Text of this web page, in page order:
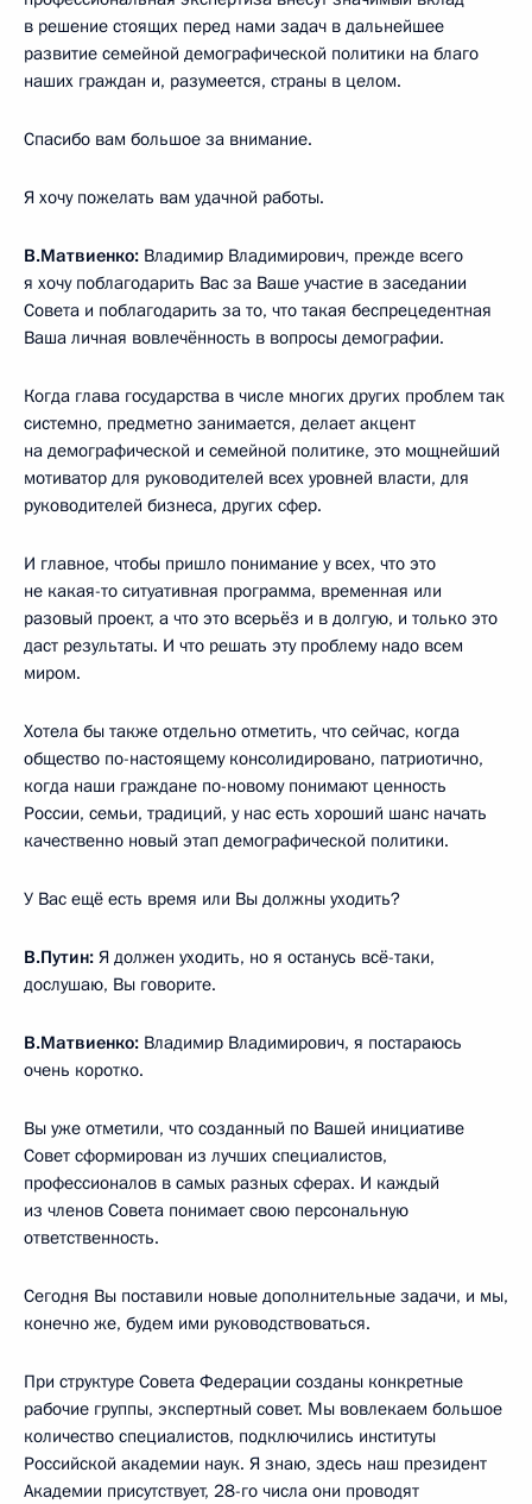
в решение стоящих перед нами задач в дальнейшее
развитие семейной демографической политики на благо
наших граждан и, разумеется, страны в целом.
Спасибо вам большое за внимание.
Я хочу пожелать вам удачной работы.
В.Матвиенко: Владимир Владимирович, прежде всего
я хочу поблагодарить Вас за Ваше участие в заседании
Совета и поблагодарить за то, что такая беспрецедентная
Ваша личная вовлечённость в вопросы демографии.
Когда глава государства в числе многих других проблем так
системно, предметно занимается, делает акцент
на демографической и семейной политике, это мощнейший
мотиватор для руководителей всех уровней власти, для
руководителей бизнеса, других сфер.
И главное, чтобы пришло понимание у всех, что это
не какая-то ситуативная программа, временная или
разовый проект, а что это всерьёз и в долгую, и только это
даст результаты. И что решать эту проблему надо всем
миром.
Хотела бы также отдельно отметить, что сейчас, когда
общество по-настоящему консолидировано, патриотично,
когда наши граждане по-новому понимают ценность
России, семьи, традиций, у нас есть хороший шанс начать
качественно новый этап демографической политики.
У Вас ещё есть время или Вы должны уходить?
В.Путин: Я должен уходить, но я останусь всё-таки,
дослушаю, Вы говорите.
В.Матвиенко: Владимир Владимирович, я постараюсь
очень коротко.
Вы уже отметили, что созданный по Вашей инициативе
Совет сформирован из лучших специалистов,
профессионалов в самых разных сферах. И каждый
из членов Совета понимает свою персональную
ответственность.
Сегодня Вы поставили новые дополнительные задачи, и мы,
конечно же, будем ими руководствоваться.
При структуре Совета Федерации созданы конкретные
рабочие группы, экспертный совет. Мы вовлекаем большое
количество специалистов, подключились институты
Российской академии наук. Я знаю, здесь наш президент
Академии присутствует, 28-го числа они проводят